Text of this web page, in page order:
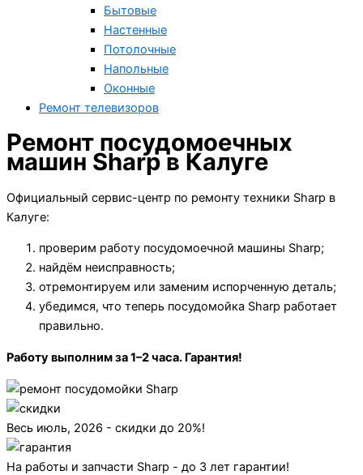
Бытовые
Настенные
Потолочные
Напольные
Оконные
Ремонт телевизоров
Ремонт посудомоечных
машин Sharp в Калуге
Официальный сервис-центр по ремонту техники Sharp в
Калуге:
проверим работу посудомоечной машины Sharp;
найдём неисправность;
отремонтируем или заменим испорченную деталь;
убедимся, что теперь посудомойка Sharp работает
правильно.
Работу выполним за 1–2 часа. Гарантия!
Весь июль, 2026 - скидки до 20%!
На работы и запчасти Sharp - до 3 лет гарантии!